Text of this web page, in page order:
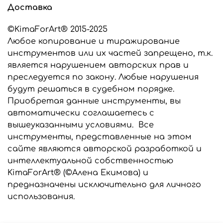
Доставка
©KimaForArt® 2015-2025
Любое копирование и тиражирование
инструментов или их частей запрещено, т.к.
является нарушением авторских прав и
преследуется по закону. Любые нарушения
будут решаться в судебном порядке.
Приобретая данные инструменты, вы
автоматически соглашаетесь с
вышеуказанными условиями. Все
инструменты, представленные на этом
сайте являются авторской разработкой и
интеллектуальной собственностью
KimaForArt® (©Алена Екимова) и
предназначены исключительно для личного
использования.